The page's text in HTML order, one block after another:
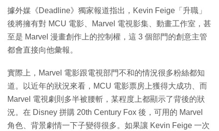
據外媒《Deadline》獨家報道指出，Kevin Feige「升職」
後將擁有對 MCU 電影、Marvel 電視影集、動畫工作室，甚
至是 Marvel 漫畫創作上的控制權，這 3 個部門的創意主管
都會直接向他彙報。
實際上，Marvel 電影跟電視部門不和的情況很多粉絲都知
道。以近年的狀況來看，MCU 電影票房上獲得大成功、而
Marvel 電視劇則多半被腰斬，某程度上都顯示了背後的狀
況。在 Disney 拼購 20th Century Fox 後，可用的 Marvel
角色、背景劇情一下子變得很多。如果讓 Kevin Feige 一次